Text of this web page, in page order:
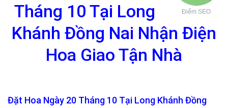
Điểm SEO
Tháng 10 Tại Long
Khánh Đồng Nai Nhận Điện
Hoa Giao Tận Nhà
Đặt Hoa Ngày 20 Tháng 10 Tại Long Khánh Đồng